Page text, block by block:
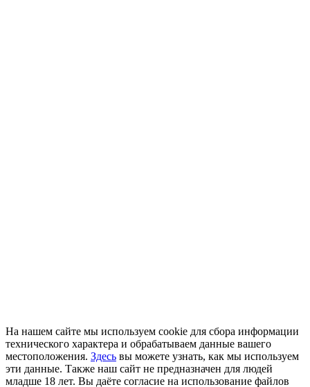
На нашем сайте мы используем cookie для сбора информации
технического характера и обрабатываем данные вашего
местоположения. Здесь вы можете узнать, как мы используем
эти данные. Также наш сайт не предназначен для людей
младше 18 лет. Вы даёте согласие на использование файлов